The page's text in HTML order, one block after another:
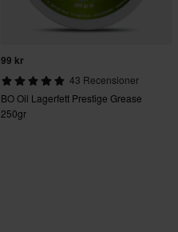
99 kr
43 Recensioner
BO Oil Lagerfett Prestige Grease
250gr